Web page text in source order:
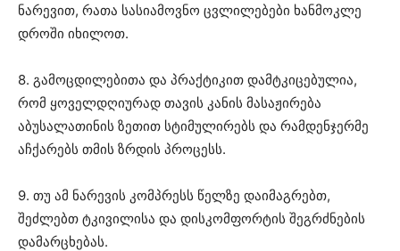
ნარევით, რათა სასიამოვნო ცვლილებები ხანმოკლე
დროში იხილოთ.
8. გამოცდილებითა და პრაქტიკით დამტკიცებულია,
რომ ყოველდღიურად თავის კანის მასაჟირება
აბუსალათინის ზეთით სტიმულირებს და რამდენჯერმე
აჩქარებს თმის ზრდის პროცესს.
9. თუ ამ ნარევის კომპრესს წელზე დაიმაგრებთ,
შეძლებთ ტკივილისა და დისკომფორტის შეგრძნების
დამარცხებას.